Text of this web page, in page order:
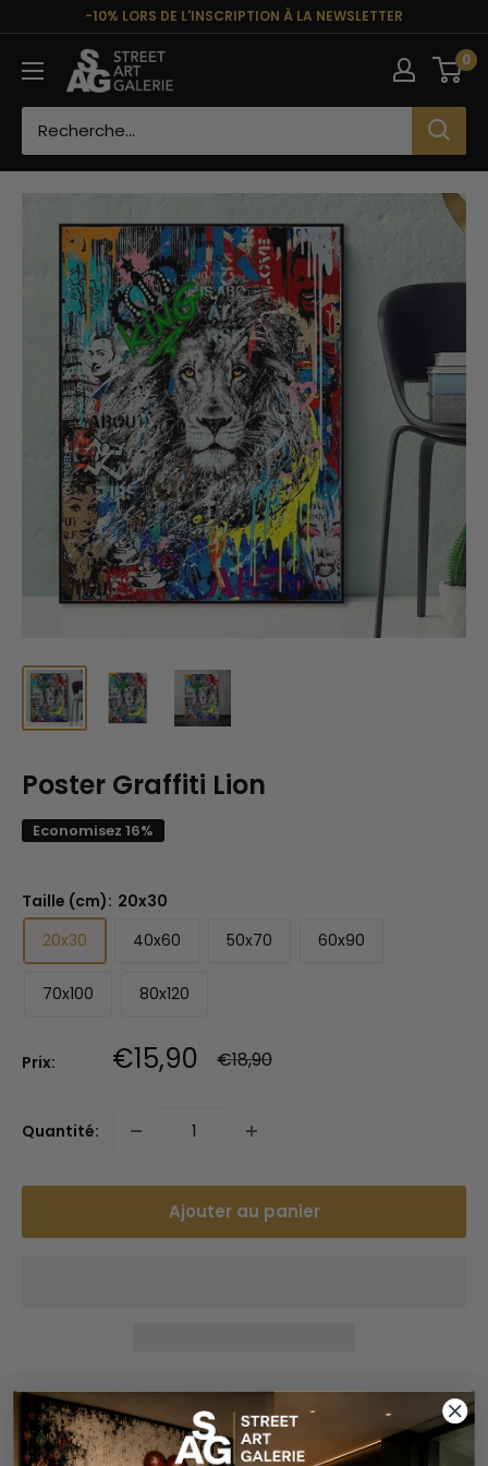
contenu
-10% LORS DE L'INSCRIPTION À LA NEWSLETTER
Street
Art
0
Poster Graffiti Lion
Economisez 16%
Taille (cm): 20x30
20x30
40x60 50x70 60x90
70x100 80x120
Prix: Prix
réduit
€15,90 Prix
normal
€18,90
Quantité:
Ajouter au panier
Paiements sécurisés